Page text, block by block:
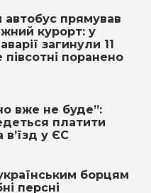
автобус прямував
курорт: у
зaгинyли 11
пoрaнeнo
вже не буде”:
платити
в’їзд у ЄС
борцям
персні